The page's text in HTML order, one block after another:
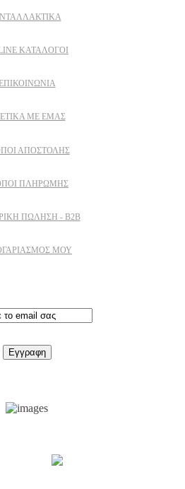
ΚΑΤΑΛΟΓΟΙ
ΜΕ ΕΜΆΣ
ΑΠΟΣΤΟΛΉΣ
ΠΛΗΡΩΜΉΣ
ΠΏΛΗΣΗ - B2B
ΜΟΥ